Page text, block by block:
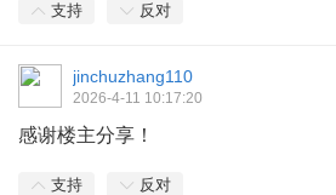
支持 反对
jinchuzhang110
2026-4-11 10:17:20
感谢楼主分享！
支持 反对